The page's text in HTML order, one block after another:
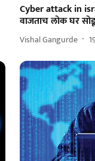
Cyber attack in
वाजताच लोक घर
Vishal Gangurde